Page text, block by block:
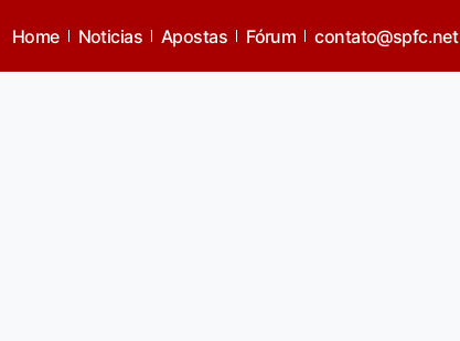
Home Noticias Apostas Fórum contato@spfc.net